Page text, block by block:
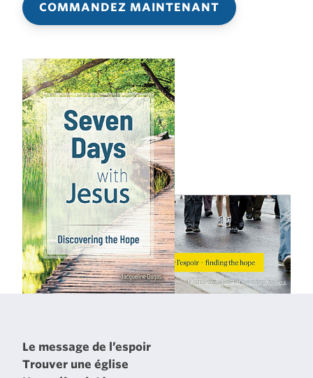
COMMANDEZ MAINTENANT
Le message de l’espoir
Trouver une église